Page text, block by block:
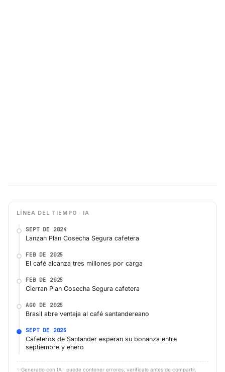
LÍNEA DEL TIEMPO · IA
SEPT DE 2024
Lanzan Plan Cosecha Segura cafetera
FEB DE 2025
El café alcanza tres millones por carga
FEB DE 2025
Cierran Plan Cosecha Segura cafetera
AGO DE 2025
Brasil abre ventaja al café santandereano
SEPT DE 2025
Cafeteros de Santander esperan su bonanza entre
septiembre y enero
✨ Generado con IA · puede contener errores, verifícalo antes de compartir.